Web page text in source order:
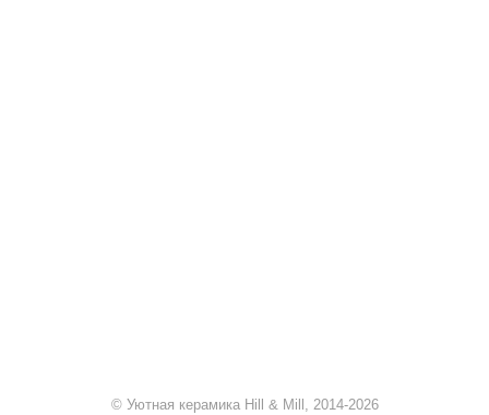
© Уютная керамика Hill & Mill, 2014-2026